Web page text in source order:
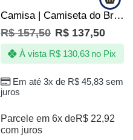
Camisa | Camiseta do Brasil Copa – País do Futebol – Jotaz – Masculino
R$157,50 R$ 137,50
Em até 3x de R$45,83sem
juros
À vista R$130,63 no Pix
Parcele em 6x deR$ 22,92
com juros